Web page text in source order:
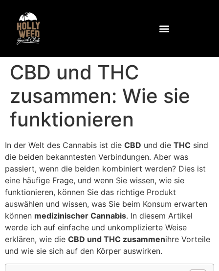
CBD und THC
zusammen: Wie sie
funktionieren
In der Welt des Cannabis ist die CBD und die THC sind
die beiden bekanntesten Verbindungen. Aber was
passiert, wenn die beiden kombiniert werden? Dies ist
eine häufige Frage, und wenn Sie wissen, wie sie
funktionieren, können Sie das richtige Produkt
auswählen und wissen, was Sie beim Konsum erwarten
können medizinischer Cannabis. In diesem Artikel
werde ich auf einfache und unkomplizierte Weise
erklären, wie die CBD und THC zusammenihre Vorteile
und wie sie sich auf den Körper auswirken.